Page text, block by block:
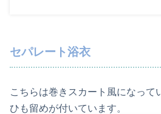
セパレート浴衣
こちらは巻きスカート風になって
ひも留めが付いています。